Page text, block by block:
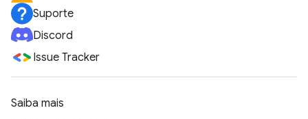
Suporte
Discord
Issue Tracker
Saiba mais